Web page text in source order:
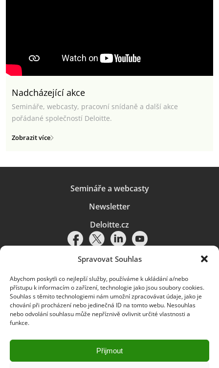
Spravovat Souhlas
Abychom poskytli co nejlepší služby, používáme k ukládání a/nebo
přístupu k informacím o zařízení, technologie jako jsou soubory cookies.
Souhlas s těmito technologiemi nám umožní zpracovávat údaje, jako je
chování při procházení nebo jedinečná ID na tomto webu. Nesouhlas
nebo odvolání souhlasu může nepříznivě ovlivnit určité vlastnosti a
funkce.
Přijmout
Nadcházející akce
Semináře, webcasty, pracovní snídaně a další akce
pořádané společností Deloitte.
Zobrazit více
Semináře a webcasty
Newsletter
Deloitte.cz
Pravidla používání|Ochrana osobních údajů|Soubory cookies |
Deloitte.cz
© 2026. Více informací najdete vPravidlech používání.
Deloitte označuje jednu či více společností globální sítě členských
a přidružené subjekty (souhrnně „organizace Deloitte“). Společnost DTTL
(rovněž označovaná jako „Deloitte Global“) a každá z jejích členských
společností a jejich přidružených subjektů je samostatným a nezávislým
právním subjektem, který není oprávněn zavazovat nebo přijímat závazky